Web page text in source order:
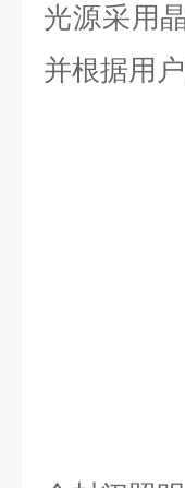
光源采用
并根据用